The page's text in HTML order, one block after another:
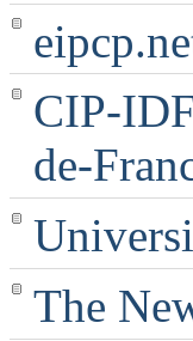
CIP-
de-
The